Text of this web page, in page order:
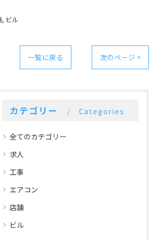
ビル
一覧に戻る 次のページ >
カテゴリー Categories
全てのカテゴリー
求人
工事
エアコン
店舗
ビル